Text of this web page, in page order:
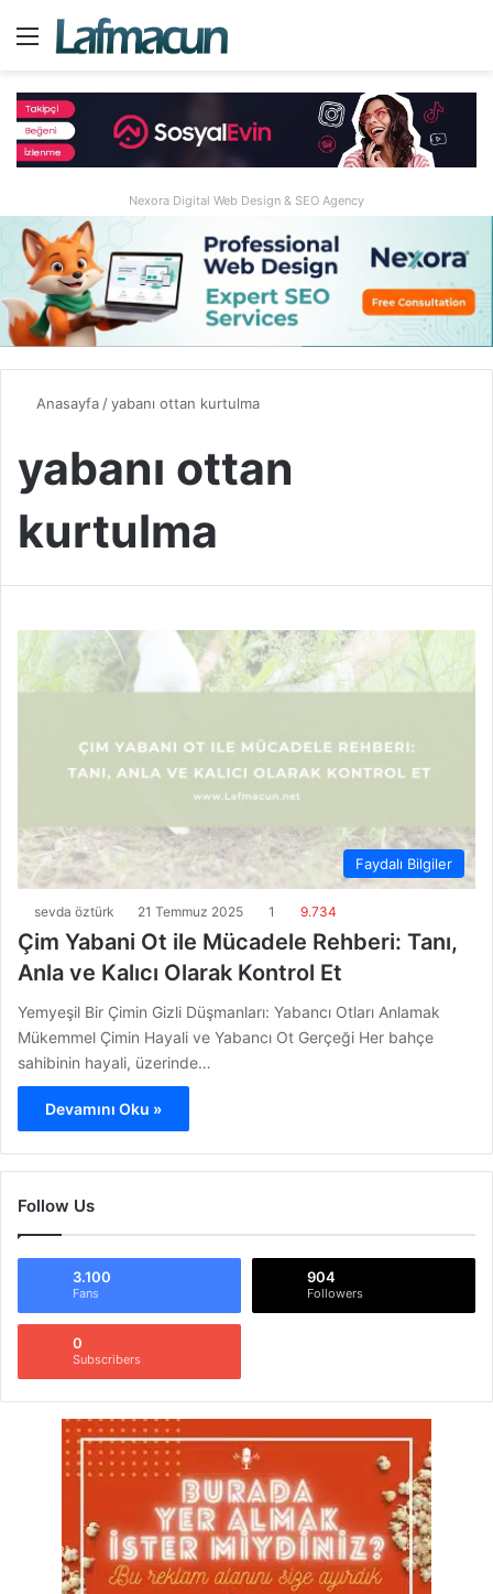
Menü
Nexora Digital Web Design & SEO Agency
Anasayfa/yabanı ottan kurtulma
yabanı ottan
kurtulma
Faydalı Bilgiler
sevda öztürk 21 Temmuz 2025 1 9.734
Çim Yabani Ot ile Mücadele Rehberi: Tanı,
Anla ve Kalıcı Olarak Kontrol Et
Yemyeşil Bir Çimin Gizli Düşmanları: Yabancı Otları Anlamak
Mükemmel Çimin Hayali ve Yabancı Ot Gerçeği Her bahçe
sahibinin hayali, üzerinde…
Devamını Oku »
Follow Us
3.100
Fans
904
Followers
0
Subscribers